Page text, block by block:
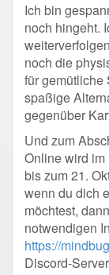
Ich bin
noch hingeht.
noch die
für gemütliche
spaßige
gegenüber
Und zum
Online wird im
bis zum 21.
wenn du dich
möchtest,
notwendigen
https://
Discord-